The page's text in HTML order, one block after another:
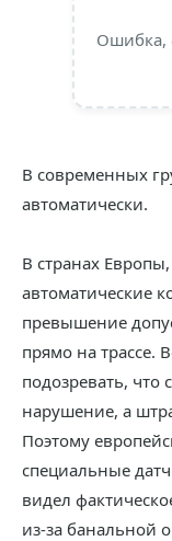
Ошибка,
В современных
автоматически.
В странах
автоматические
превышение
прямо на трассе.
подозревать, что
нарушение, а
Поэтому
специальные
видел
из-за банальной